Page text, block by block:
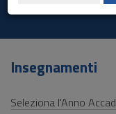
navigazione
sito
al
Insegnamenti
Seleziona l'Anno